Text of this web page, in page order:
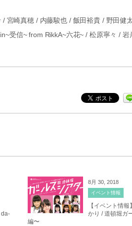
宮崎真穂 / 内藤駿也 / 飯田裕貴 / 野田
受信~ from RikkA~六花~ / 松原寧々 /
da-
8月 30, 2018
イベント情報
【イベント情
かり / 道頓堀ガ
編〜